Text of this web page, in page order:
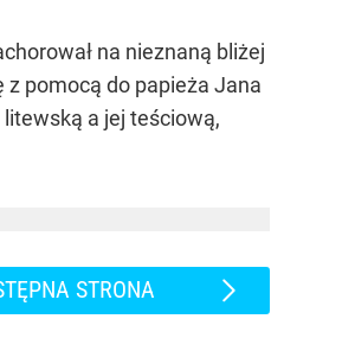
na nieznaną bliżej
z pomocą do papieża Jana
a jej teściową,
STRONA